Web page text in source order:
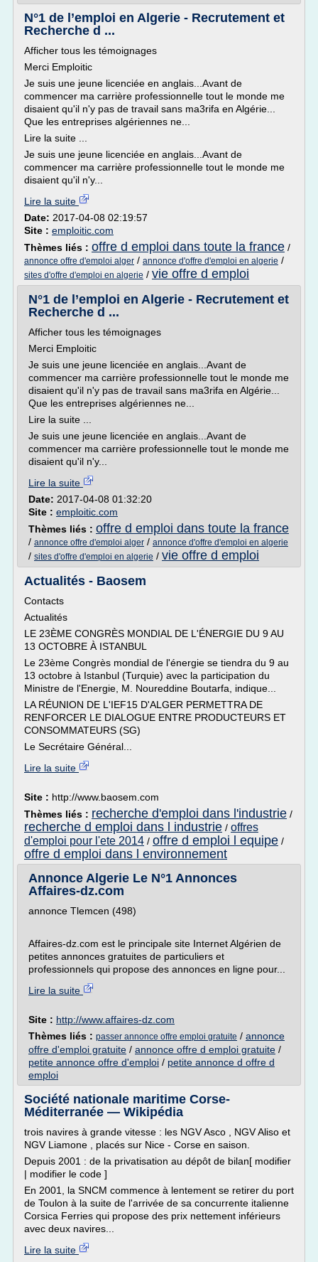
N°1 de l’emploi en Algerie - Recrutement et
Recherche d ...
Afficher tous les témoignages
Merci Emploitic
Je suis une jeune licenciée en anglais...Avant de
commencer ma carrière professionnelle tout le monde me
disaient qu'il n'y pas de travail sans ma3rifa en Algérie...
Que les entreprises algériennes ne...
Lire la suite ...
Je suis une jeune licenciée en anglais...Avant de
commencer ma carrière professionnelle tout le monde me
disaient qu'il n'y...
Lire la suite
Date: 2017-04-08 02:19:57
Site : emploitic.com
Thèmes liés : offre d emploi dans toute la france /
annonce offre d'emploi alger / annonce d'offre d'emploi en algerie /
sites d'offre d'emploi en algerie / vie offre d emploi
N°1 de l’emploi en Algerie - Recrutement et
Recherche d ...
Afficher tous les témoignages
Merci Emploitic
Je suis une jeune licenciée en anglais...Avant de
commencer ma carrière professionnelle tout le monde me
disaient qu'il n'y pas de travail sans ma3rifa en Algérie...
Que les entreprises algériennes ne...
Lire la suite ...
Je suis une jeune licenciée en anglais...Avant de
commencer ma carrière professionnelle tout le monde me
disaient qu'il n'y...
Lire la suite
Date: 2017-04-08 01:32:20
Site : emploitic.com
Thèmes liés : offre d emploi dans toute la france
/ annonce offre d'emploi alger / annonce d'offre d'emploi en algerie
/ sites d'offre d'emploi en algerie / vie offre d emploi
Actualités - Baosem
Contacts
Actualités
LE 23ÈME CONGRÈS MONDIAL DE L'ÉNERGIE DU 9 AU
13 OCTOBRE À ISTANBUL
Le 23ème Congrès mondial de l'énergie se tiendra du 9 au
13 octobre à Istanbul (Turquie) avec la participation du
Ministre de l'Energie, M. Noureddine Boutarfa, indique...
LA RÉUNION DE L'IEF15 D'ALGER PERMETTRA DE
RENFORCER LE DIALOGUE ENTRE PRODUCTEURS ET
CONSOMMATEURS (SG)
Le Secrétaire Général...
Lire la suite
Site : http://www.baosem.com
Thèmes liés : recherche d'emploi dans l'industrie /
recherche d emploi dans l industrie / offres
d'emploi pour l'ete 2014 / offre d emploi l equipe /
offre d emploi dans l environnement
Annonce Algerie Le N°1 Annonces
Affaires-dz.com
annonce Tlemcen (498)
Affaires-dz.com est le principale site Internet Algérien de
petites annonces gratuites de particuliers et
professionnels qui propose des annonces en ligne pour...
Lire la suite
Site : http://www.affaires-dz.com
Thèmes liés : passer annonce offre emploi gratuite / annonce
offre d'emploi gratuite / annonce offre d emploi gratuite /
petite annonce offre d'emploi / petite annonce d offre d
emploi
Société nationale maritime Corse-
Méditerranée — Wikipédia
trois navires à grande vitesse : les NGV Asco , NGV Aliso et
NGV Liamone , placés sur Nice - Corse en saison.
Depuis 2001 : de la privatisation au dépôt de bilan[ modifier
| modifier le code ]
En 2001, la SNCM commence à lentement se retirer du port
de Toulon à la suite de l'arrivée de sa concurrente italienne
Corsica Ferries qui propose des prix nettement inférieurs
avec deux navires...
Lire la suite